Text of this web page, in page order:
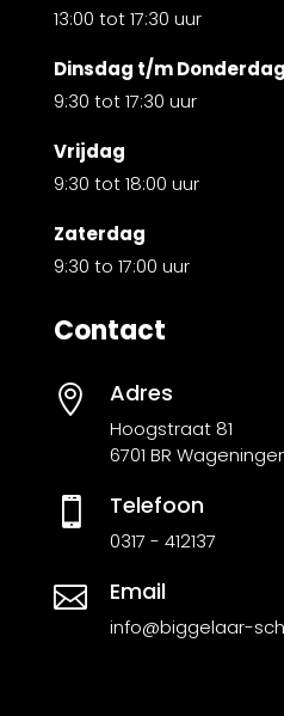
13:00 tot 17:30 uur
Dinsdag t/m Donderdag
9:30 tot 17:30 uur
Vrijdag
9:30 tot 18:00 uur
Zaterdag
9:30 to 17:00 uur
Contact
 Adres
Hoogstraat 81
6701 BR
 Telefoon
0317 - 412137
 Email
info@biggelaar-